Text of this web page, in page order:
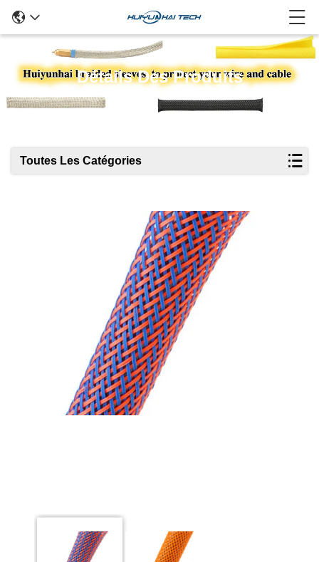
Détails Des Produits
Toutes Les Catégories